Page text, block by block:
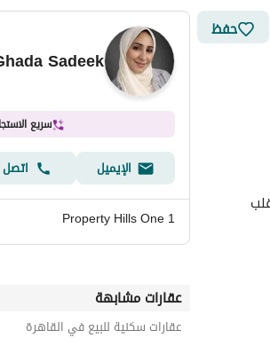
حفظ
Sadeek
سريع
الإيميل اتصل
Property Hills One 1
عقارات مشابهة
عقارات سكنية للبيع في القاهرة